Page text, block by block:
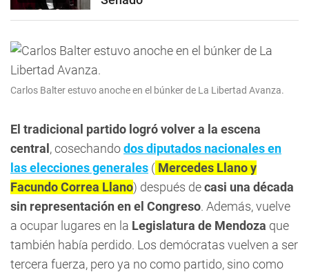
Carlos Balter estuvo anoche en el búnker de La Libertad Avanza.
El tradicional partido logró volver a la escena
central , cosechandodos diputados nacionales en
las elecciones generales ( Mercedes Llano y
Facundo Correa Llano) después decasi una década
sin representación en el Congreso. Además, vuelve
a ocupar lugares en la Legislatura de Mendoza que
también había perdido. Los demócratas vuelven a ser
tercera fuerza, pero ya no como partido, sino como